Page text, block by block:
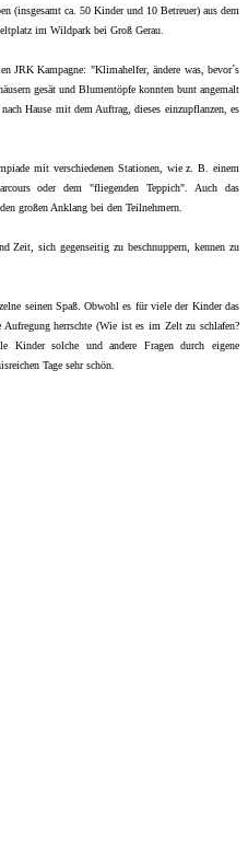
(insgesamt ca. 50 Kinder und 10 Betreuer) aus dem
im Wildpark bei Groß Gerau.
JRK Kampagne: "Klimahelfer, ändere was, bevor´s
gesät und Blumentöpfe konnten bunt angemalt
Hause mit dem Auftrag, dieses einzupflanzen, es
mit verschiedenen Stationen, wie z. B. einem
oder dem "fliegenden Teppich". Auch das
großen Anklang bei den Teilnehmern.
Zeit, sich gegenseitig zu beschnuppern, kennen zu
seinen Spaß. Obwohl es für viele der Kinder das
herrschte (Wie ist es im Zelt zu schlafen?
Kinder solche und andere Fragen durch eigene
Tage sehr schön.